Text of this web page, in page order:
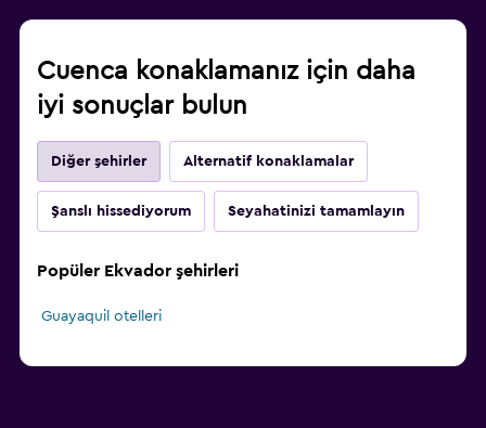
Cuenca konaklamanız için daha
iyi sonuçlar bulun
Diğer şehirler Alternatif konaklamalar
Şanslı hissediyorum Seyahatinizi tamamlayın
Popüler Ekvador şehirleri
Guayaquil otelleri